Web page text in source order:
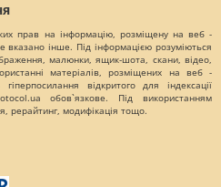
прав на інформацію, розміщену на веб -
вказано інше. Під інформацією розуміються
малюнки, ящик-шота, скани, відео,
матеріалів, розміщених на веб -
відкритого для індексації
обов`язкове. Під використанням
рерайтинг, модифікація тощо.